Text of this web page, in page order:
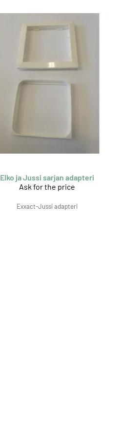
Elko ja Jussi sarjan adapteri
Ask for the price
Exxact-Jussi adapteri